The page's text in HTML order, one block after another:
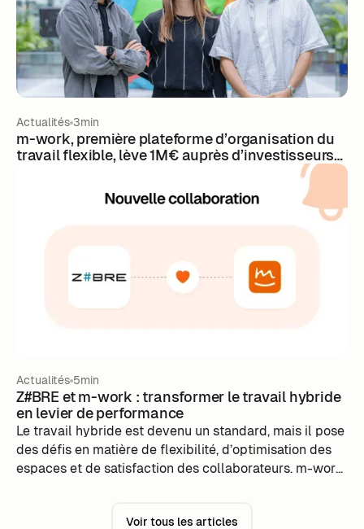
Actualités 3min
m-work, première plateforme d’organisation du
travail flexible, lève 1M€ auprès d’investisseurs
Actualités 5min
Z#BRE et m-work : transformer le travail hybride
en levier de performance
Le travail hybride est devenu un standard, mais il pose
des défis en matière de flexibilité, d’optimisation des
espaces et de satisfaction des collaborateurs. m-work
office grâce à une plateforme intuitive et des données
Voir tous les articles